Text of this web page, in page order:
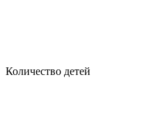
Количество детей